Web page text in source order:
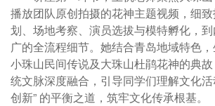
播放团队原创拍摄的花神主题视频，细
划、场地考察、演员选拔与模特孵化，
广的全流程细节。 她结合青岛地域特色，
小珠山民间传说及大珠山杜鹃花神的典
统文脉深度融合，引导同学们理解文化
创新” 的平衡之道，筑牢文化传承根基。